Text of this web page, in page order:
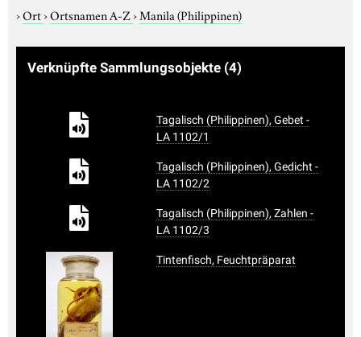
›Ort›Ortsnamen A-Z›Manila (Philippinen)
Verknüpfte Sammlungsobjekte (4)
Tagalisch (Philippinen), Gebet -
LA 1102/1
Tagalisch (Philippinen), Gedicht -
LA 1102/2
Tagalisch (Philippinen), Zahlen -
LA 1102/3
Tintenfisch, Feuchtpräparat